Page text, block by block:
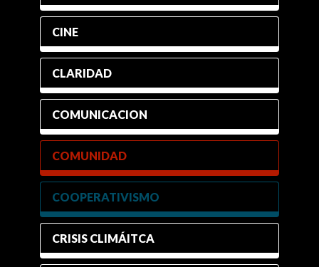
CINE
CLARIDAD
COMUNICACION
COMUNIDAD
COOPERATIVISMO
CRISIS CLIMÁITCA